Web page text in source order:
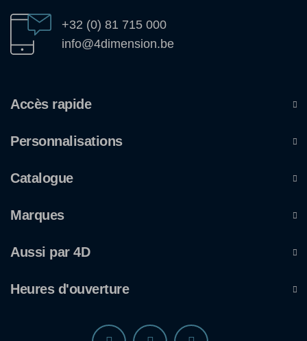
+32 (0) 81 715 000
info@4dimension.be
Accès rapide
Personnalisations
Catalogue
Marques
Aussi par 4D
Heures d'ouverture